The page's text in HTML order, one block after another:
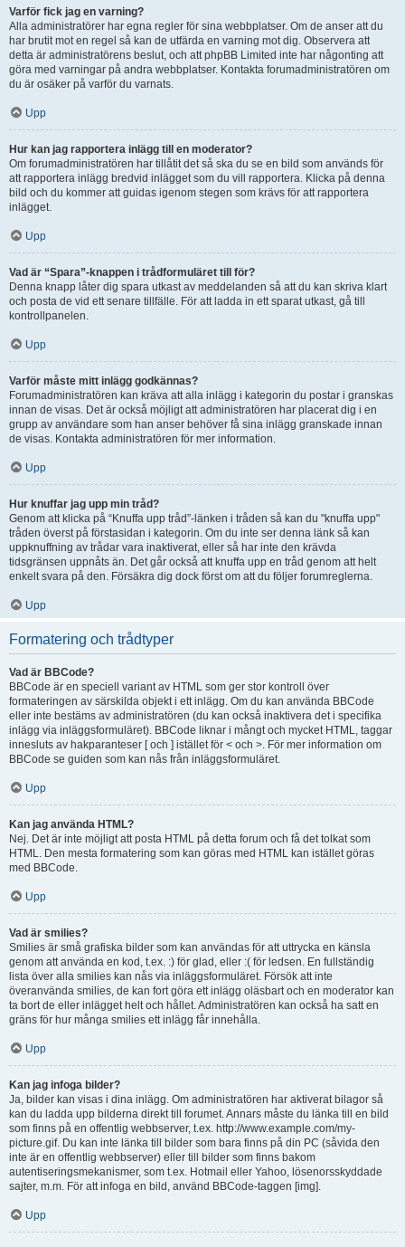
Varför fick jag en varning?
Alla administratörer har egna regler för sina webbplatser. Om de anser att du
har brutit mot en regel så kan de utfärda en varning mot dig. Observera att
detta är administratörens beslut, och att phpBB Limited inte har någonting att
göra med varningar på andra webbplatser. Kontakta forumadministratören om
du är osäker på varför du varnats.
Upp
Hur kan jag rapportera inlägg till en moderator?
Om forumadministratören har tillåtit det så ska du se en bild som används för
att rapportera inlägg bredvid inlägget som du vill rapportera. Klicka på denna
bild och du kommer att guidas igenom stegen som krävs för att rapportera
inlägget.
Upp
Vad är “Spara”-knappen i trådformuläret till för?
Denna knapp låter dig spara utkast av meddelanden så att du kan skriva klart
och posta de vid ett senare tillfälle. För att ladda in ett sparat utkast, gå till
kontrollpanelen.
Upp
Varför måste mitt inlägg godkännas?
Forumadministratören kan kräva att alla inlägg i kategorin du postar i granskas
innan de visas. Det är också möjligt att administratören har placerat dig i en
grupp av användare som han anser behöver få sina inlägg granskade innan
de visas. Kontakta administratören för mer information.
Upp
Hur knuffar jag upp min tråd?
Genom att klicka på “Knuffa upp tråd”-länken i tråden så kan du "knuffa upp"
tråden överst på förstasidan i kategorin. Om du inte ser denna länk så kan
uppknuffning av trådar vara inaktiverat, eller så har inte den krävda
tidsgränsen uppnåts än. Det går också att knuffa upp en tråd genom att helt
enkelt svara på den. Försäkra dig dock först om att du följer forumreglerna.
Upp
Formatering och trådtyper
Vad är BBCode?
BBCode är en speciell variant av HTML som ger stor kontroll över
formateringen av särskilda objekt i ett inlägg. Om du kan använda BBCode
eller inte bestäms av administratören (du kan också inaktivera det i specifika
inlägg via inläggsformuläret). BBCode liknar i mångt och mycket HTML, taggar
innesluts av hakparanteser [ och ] istället för < och >. För mer information om
BBCode se guiden som kan nås från inläggsformuläret.
Upp
Kan jag använda HTML?
Nej. Det är inte möjligt att posta HTML på detta forum och få det tolkat som
HTML. Den mesta formatering som kan göras med HTML kan istället göras
med BBCode.
Upp
Vad är smilies?
Smilies är små grafiska bilder som kan användas för att uttrycka en känsla
genom att använda en kod, t.ex. :) för glad, eller :( för ledsen. En fullständig
lista över alla smilies kan nås via inläggsformuläret. Försök att inte
överanvända smilies, de kan fort göra ett inlägg oläsbart och en moderator kan
ta bort de eller inlägget helt och hållet. Administratören kan också ha satt en
gräns för hur många smilies ett inlägg får innehålla.
Upp
Kan jag infoga bilder?
Ja, bilder kan visas i dina inlägg. Om administratören har aktiverat bilagor så
kan du ladda upp bilderna direkt till forumet. Annars måste du länka till en bild
som finns på en offentlig webbserver, t.ex. http://www.example.com/my-
picture.gif. Du kan inte länka till bilder som bara finns på din PC (såvida den
inte är en offentlig webbserver) eller till bilder som finns bakom
autentiseringsmekanismer, som t.ex. Hotmail eller Yahoo, lösenorsskyddade
sajter, m.m. För att infoga en bild, använd BBCode-taggen [img].
Upp